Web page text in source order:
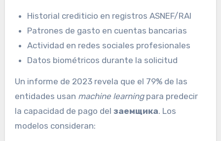
Historial crediticio en registros ASNEF/RAI
Patrones de gasto en cuentas bancarias
Actividad en redes sociales profesionales
Datos biométricos durante la solicitud
Un informe de 2023 revela que el 79% de las
entidades usan machine learningpara predecir
la capacidad de pago del заемщика. Los
modelos consideran: